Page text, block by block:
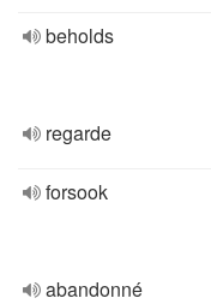
beholds
regarde
forsook
abandonné